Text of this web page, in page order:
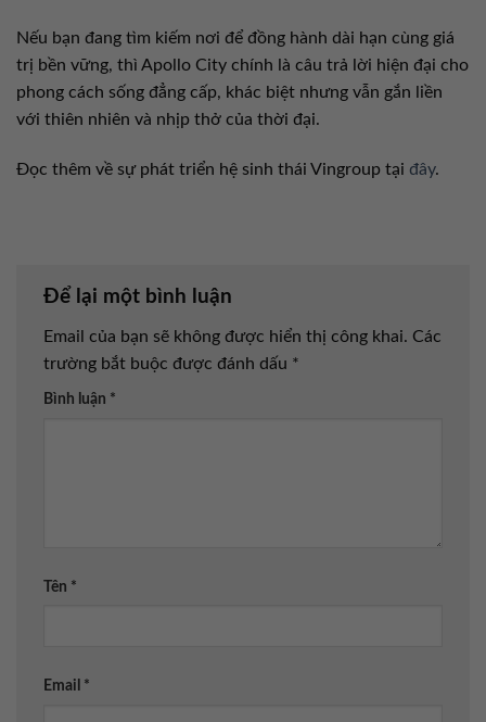
Nếu bạn đang tìm kiếm nơi để đồng hành dài hạn cùng giá
trị bền vững, thì Apollo City chính là câu trả lời hiện đại cho
phong cách sống đẳng cấp, khác biệt nhưng vẫn gắn liền
với thiên nhiên và nhịp thở của thời đại.
Đọc thêm về sự phát triển hệ sinh thái Vingroup tại đây.
Để lại một bình luận
Email của bạn sẽ không được hiển thị công khai. Các
trường bắt buộc được đánh dấu *
Bình luận *
Tên *
Email *